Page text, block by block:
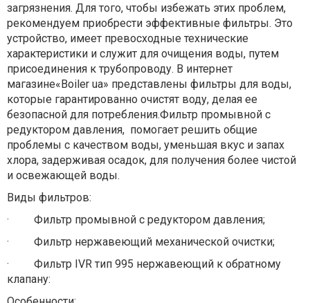
загрязнения. Для того, чтобы избежать этих проблем,
рекомендуем приобрести эффективные фильтры. Это
устройство, имеет превосходные технические
характеристики и служит для очищения воды, путем
присоединения к трубопроводу. В интернет
магазине«Boiler ua» представлены фильтры для воды,
которые гарантированно очистят воду, делая ее
безопасной для потребления.Фильтр промывной с
редуктором давления, помогает решить общие
проблемы с качеством воды, уменьшая вкус и запах
хлора, задерживая осадок, для получения более чистой
и освежающей воды.
Виды фильтров:
· Фильтр промывной с редуктором давления;
· Фильтр нержавеющий механической очистки;
· Фильтр IVR тип 995 нержавеющий к обратному
клапану: